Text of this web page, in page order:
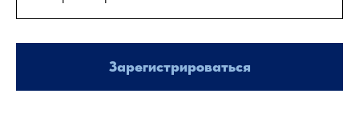
Зарегистрироваться